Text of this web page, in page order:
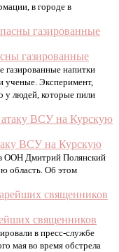
в городе в
газированные
газированные напитки
ученые. Эксперимент,
у людей, которые пили
ВСУ на Курскую
ООН Дмитрий Полянский
область. Об этом
священников
в пресс-службе
мая во время обстрела